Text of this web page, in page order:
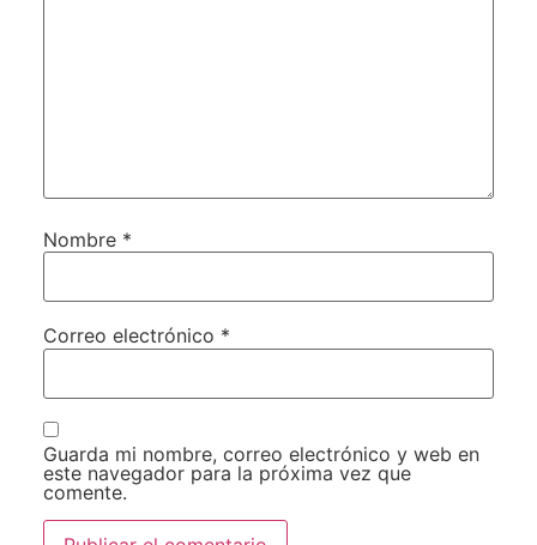
Nombre *
Correo electrónico *
Guarda mi nombre, correo electrónico y web en
este navegador para la próxima vez que
comente.